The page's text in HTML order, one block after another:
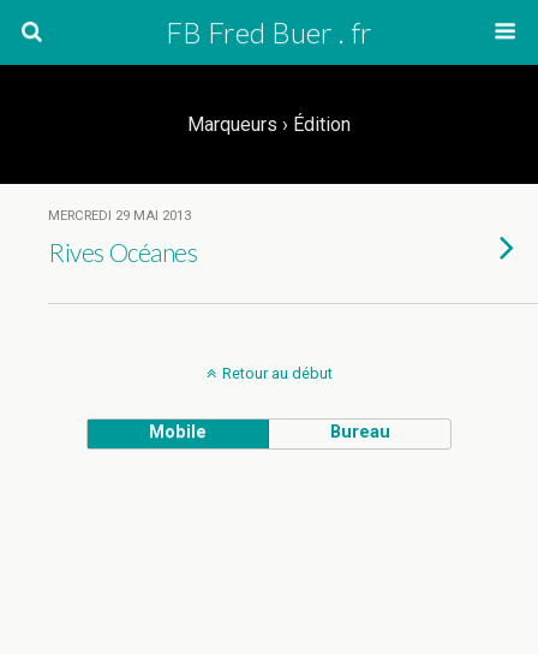
FB Fred Buer . fr
Marqueurs › Édition
MERCREDI 29 MAI 2013
Rives Océanes
Retour au début
Mobile Bureau